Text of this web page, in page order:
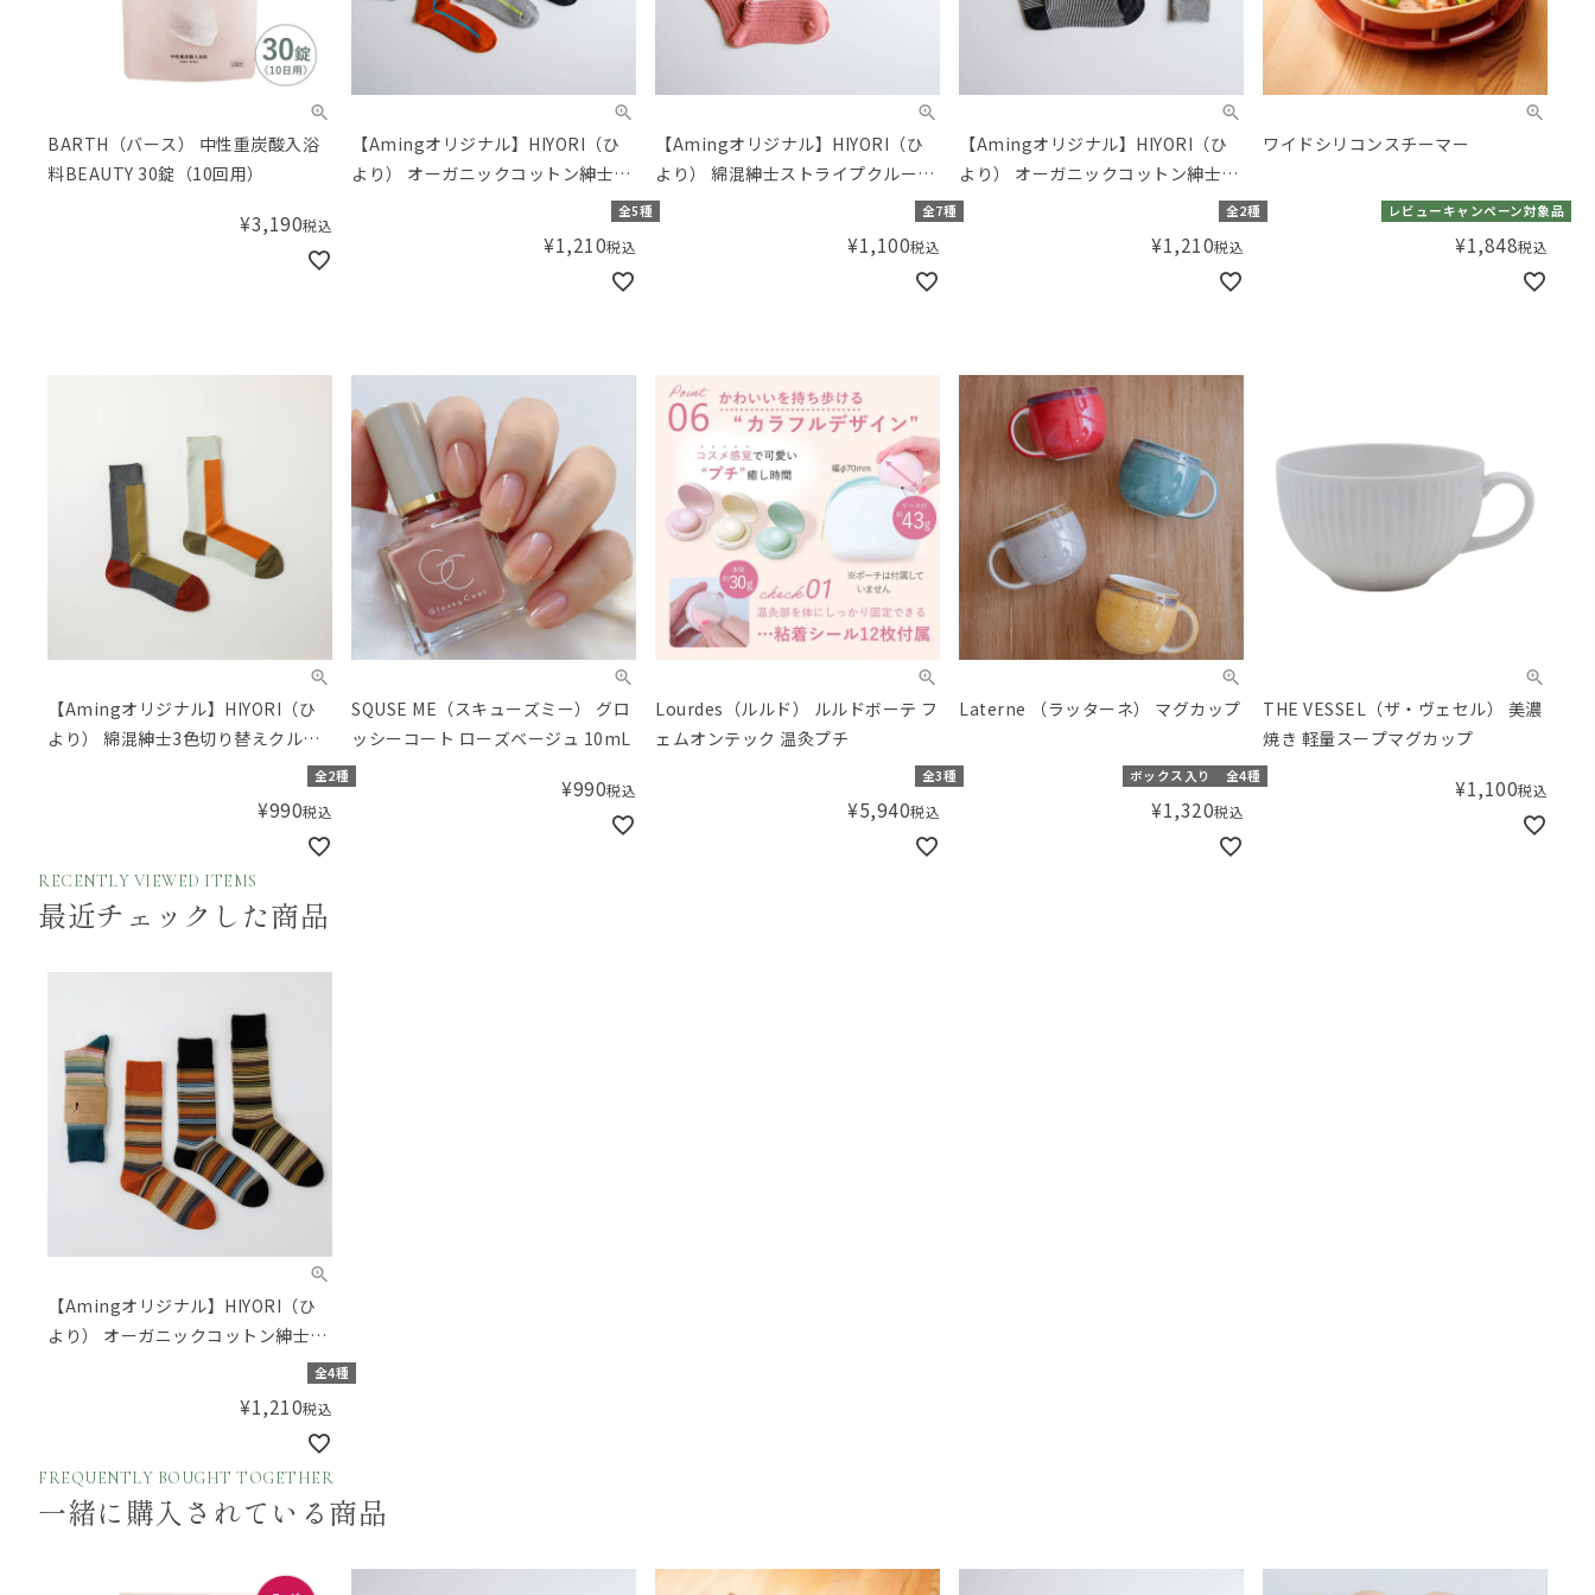
BARTH（バース） 中性重炭酸入浴
料BEAUTY 30錠（10回用）
¥3,190税込
【Amingオリジナル】HIYORI（ひ
より） オーガニックコットン紳士ラ
全5種
¥1,210税込
【Amingオリジナル】HIYORI（ひ
より） 綿混紳士ストライプクルーソ
ックス
全7種
¥1,100税込
【Amingオリジナル】HIYORI（ひ
より） オーガニックコットン紳士ピ
ンボーダーソックス
全2種
¥1,210税込
ワイドシリコンスチーマー
レビューキャンペーン対象品
¥1,848税込
【Amingオリジナル】HIYORI（ひ
より） 綿混紳士3色切り替えクルー
全2種
¥990税込
SQUSE ME（スキューズミー） グロ
ッシーコート ローズベージュ 10mL
¥990税込
Lourdes（ルルド） ルルドボーテ フ
ェムオンテック 温灸プチ
全3種
¥5,940税込
Laterne （ラッターネ） マグカップ
ボックス入り 全4種
¥1,320税込
THE VESSEL（ザ・ヴェセル） 美濃
焼き 軽量スープマグカップ
¥1,100税込
RECENTLY VIEWED ITEMS
最近チェックした商品
【Amingオリジナル】HIYORI（ひ
より） オーガニックコットン紳士グ
全4種
¥1,210税込
FREQUENTLY BOUGHT TOGETHER
一緒に購入されている商品